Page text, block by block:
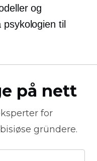
og
til
på nett
for
gründere.